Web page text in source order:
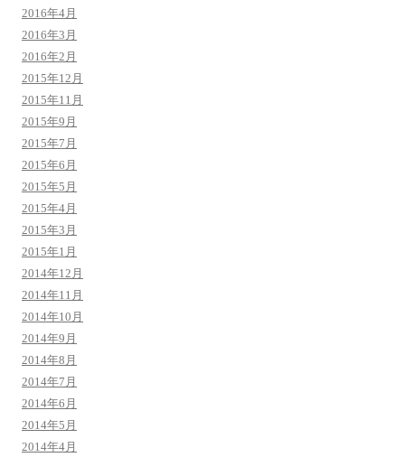
2016年4月
2016年3月
2016年2月
2015年12月
2015年11月
2015年9月
2015年7月
2015年6月
2015年5月
2015年4月
2015年3月
2015年1月
2014年12月
2014年11月
2014年10月
2014年9月
2014年8月
2014年7月
2014年6月
2014年5月
2014年4月